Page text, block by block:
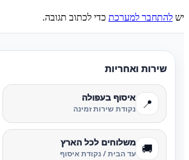
יש להתחבר למערכת כדי לכתוב תגובה.
שירות ואחריות
📍 איסוף בעפולה
נקודת שירות זמינה
🚚 משלוחים לכל הארץ
עד הבית / נקודת איסוף